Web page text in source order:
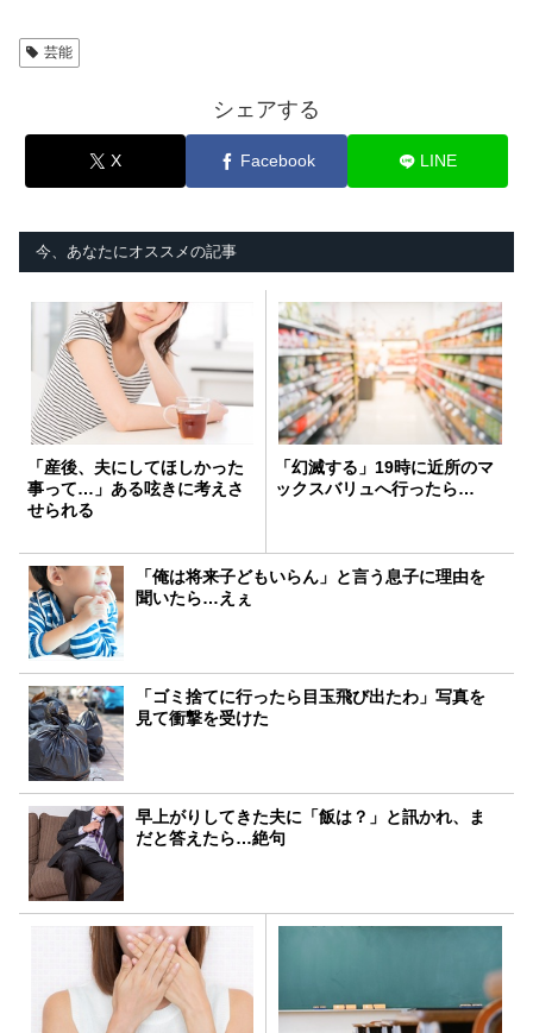
芸能
シェアする
X Facebook LINE
今、あなたにオススメの記事
「産後、夫にしてほしかった
事って…」ある呟きに考えさ
せられる
「幻滅する」19時に近所のマ
ックスバリュへ行ったら…
「俺は将来子どもいらん」と言う息子に理由を
聞いたら…えぇ
「ゴミ捨てに行ったら目玉飛び出たわ」写真を
見て衝撃を受けた
早上がりしてきた夫に「飯は？」と訊かれ、ま
だと答えたら…絶句